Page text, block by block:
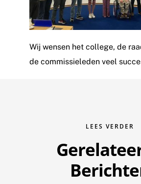
Wij wensen het college, de
de commissieleden veel
LEES VERDER